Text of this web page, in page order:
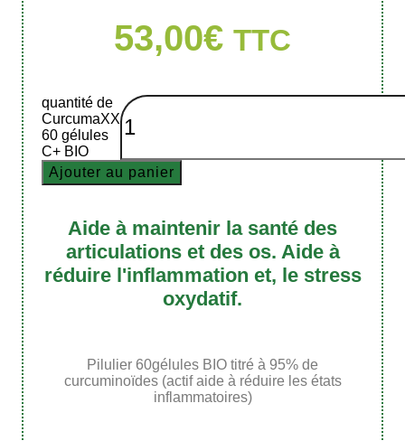
53,00€ TTC
quantité de
CurcumaXX
60 gélules
C+ BIO
Ajouter au panier
Aide à maintenir la santé des
articulations et des os. Aide à
réduire l'inflammation et, le stress
oxydatif.
Pilulier 60gélules BIO titré à 95% de
curcuminoïdes (actif aide à réduire les états
inflammatoires)